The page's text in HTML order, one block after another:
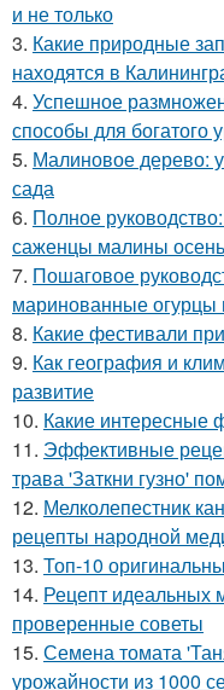
и не только
3. Какие природные
находятся в
4. Успешное
способы для богатого
5. Малиновое дерево:
сада
6. Полное
саженцы малины
7. Пошаговое
маринованные огурцы
8. Какие фестивали
9. Как география и
развитие
10. Какие интересные
11. Эффективные
трава 'Заткни гузно'
12. Мелколепестник
рецепты народной
13. Топ-10
14. Рецепт идеальных
проверенные советы
15. Семена томата
урожайности из 1000